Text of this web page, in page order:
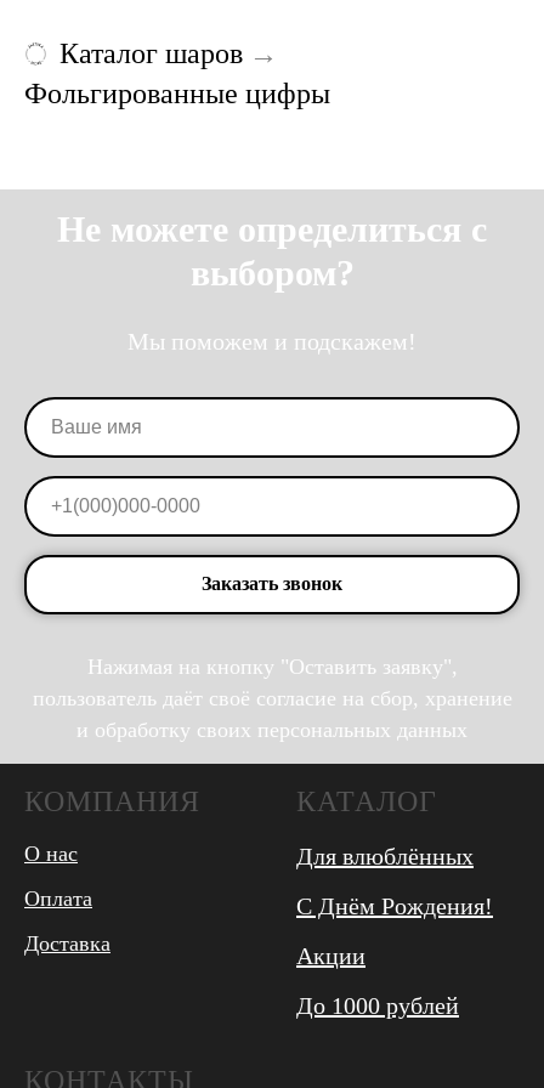
Каталог шаров →
Фольгированные цифры
Не можете определиться с
выбором?
Мы поможем и подскажем!
Заказать звонок
Нажимая на кнопку "Оставить заявку",
пользователь даёт своё согласие на сбор, хранение
и обработку своих персональных данных
КОМПАНИЯ
О нас
Оплата
Доставка
КАТАЛОГ
Для влюблённых
С Днём Рождения!
Акции
До 1000 рублей
КОНТАКТЫ